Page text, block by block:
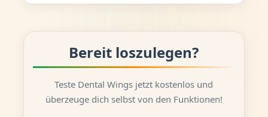
Bereit loszulegen?
Teste Dental Wings jetzt kostenlos und
überzeuge dich selbst von den Funktionen!